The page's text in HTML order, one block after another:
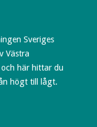
Sveriges
Västra
och här hittar du
högt till lågt.